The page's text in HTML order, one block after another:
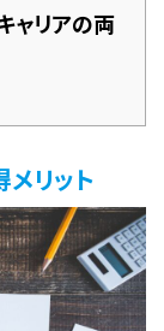
ャリアの両
リット